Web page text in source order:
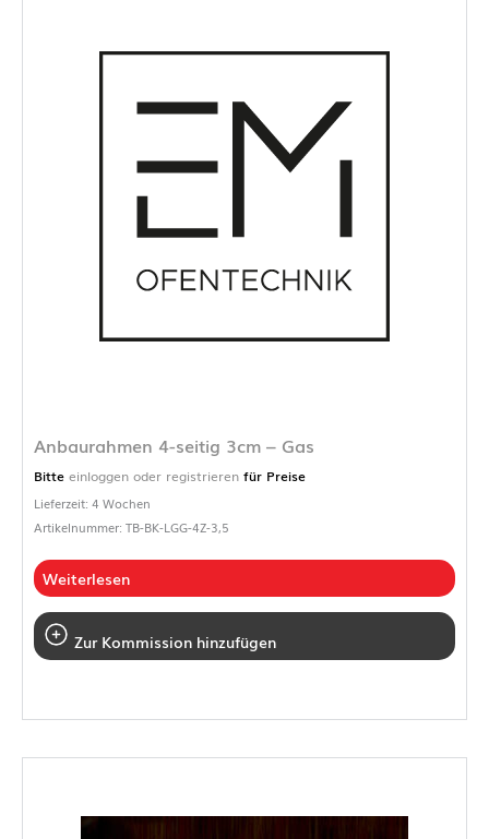
Anbaurahmen 4-seitig 3cm – Gas
Bitte einloggen oder registrieren für Preise
Lieferzeit: 4 Wochen
Artikelnummer: TB-BK-LGG-4Z-3,5
Weiterlesen
Zur Kommission hinzufügen